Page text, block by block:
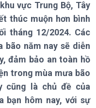
thế giới
đề quốc tế
sơ sự kiện quốc tế
giới & Việt Nam
cương - Một dải vững
vực Trung Bộ, Tây
thúc muộn hơn bình
tháng 12/2024. Các
bão năm nay sẽ diễn
đảm bảo an toàn hồ
trong mùa mưa bão
cũng là chủ đề của
bạn hôm nay, với sự